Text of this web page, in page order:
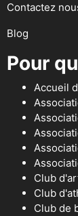
Contactez
Blog
Pour
Accueil
Club
Club
Club de